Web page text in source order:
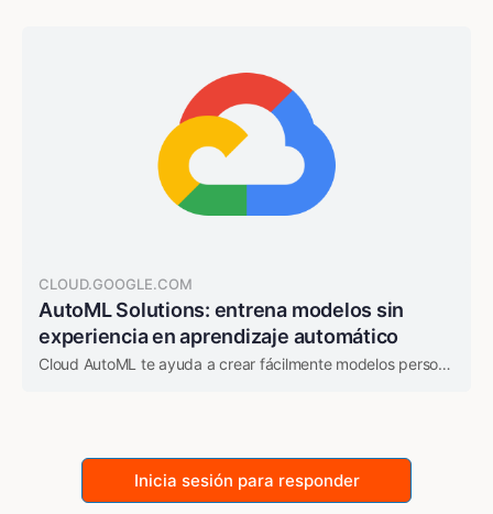
CLOUD.GOOGLE.COM
AutoML Solutions: entrena modelos sin
experiencia en aprendizaje automático
Cloud AutoML te ayuda a crear fácilmente modelos personalizados de aprendizaje automático de alta calidad sin necesidad de tener conocimientos avanzados en la materia.
Inicia sesión para responder